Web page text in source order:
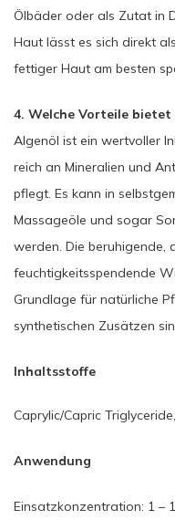
Ölbäder oder als Zutat in
Haut lässt es sich direkt
fettiger Haut am besten
4. Welche Vorteile
Algenöl ist ein wertvoller
reich an Mineralien und
pflegt. Es kann in
Massageöle und sogar
werden. Die beruhigende,
feuchtigkeitsspendende
Grundlage für natürliche
synthetischen Zusätzen
Inhaltsstoffe
Caprylic/Capric
Anwendung
Einsatzkonzentration: 1 –